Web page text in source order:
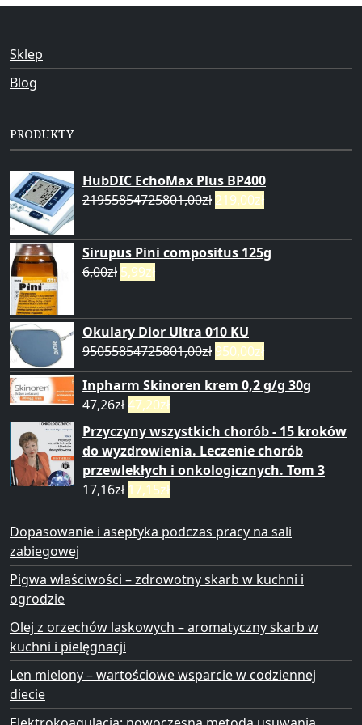
Sklep
Blog
PRODUKTY
HubDIC EchoMax Plus BP400
21955854725801,00zł 219,00zł
Sirupus Pini compositus 125g
6,00zł 5,99zł
Okulary Dior Ultra 010 KU
95055854725801,00zł 950,00zł
Inpharm Skinoren krem 0,2 g/g 30g
47,26zł47,20zł
Przyczyny wszystkich chorób - 15 kroków
do wyzdrowienia. Leczenie chorób
przewlekłych i onkologicznych. Tom 3
17,16zł 17,15zł
Dopasowanie i aseptyka podczas pracy na sali
zabiegowej
Pigwa właściwości – zdrowotny skarb w kuchni i
ogrodzie
Olej z orzechów laskowych – aromatyczny skarb w
kuchni i pielęgnacji
Len mielony – wartościowe wsparcie w codziennej
diecie